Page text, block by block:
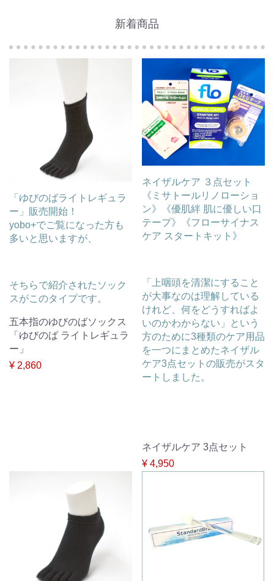
新着商品
「ゆびのばライトレギュラ
ー」販売開始！
yobo+でご覧になった方も
多いと思いますが、
そちらで紹介されたソック
スがこのタイプです。
五本指のゆびのばソックス
「ゆびのば ライトレギュラ
ー」
¥ 2,860
ネイザルケア ３点セット
《ミサトールリノローショ
ン》《優肌絆 肌に優しい口
テープ》《フローサイナス
ケア スタートキット》
「上咽頭を清潔にすること
が大事なのは理解している
けれど、何をどうすればよ
いのかわからない」という
方のために3種類のケア用品
を一つにまとめたネイザル
ケア3点セットの販売がスタ
ートしました。
ネイザルケア 3点セット
¥ 4,950